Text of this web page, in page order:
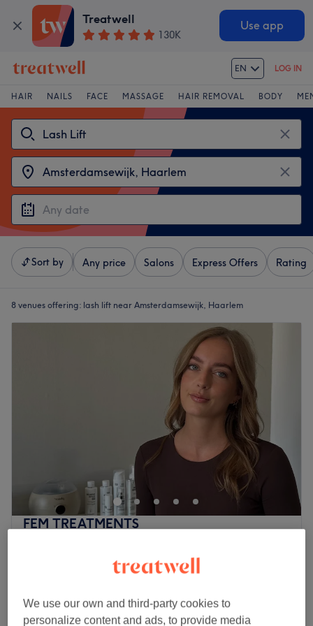
Treatwell
130K
Use app
EN LOG IN
HAIR NAILS FACE MASSAGE HAIR REMOVAL BODY
Sort by Any price Salons Express Offers Rating
8 venues offering: lash lift near Amsterdamsewijk, Haarlem
FEM TREATMENTS
Schotervlieland, Haarlem
Show on map
1 hr 15 mins
save up to 10%
We use our own and third-party cookies to
personalize content and ads, to provide media